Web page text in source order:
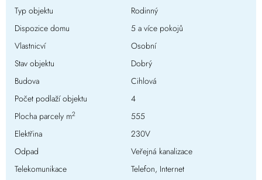
Typ objektu
Rodinný
Dispozice domu
5 a více pokojů
Vlastnicví
Osobní
Stav objektu
Dobrý
Budova
Cihlová
Počet podlaží objektu
4
Plocha parcely m2
555
Elektřina
230V
Odpad
Veřejná kanalizace
Telekomunikace
Telefon, Internet